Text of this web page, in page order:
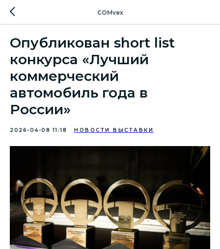
COMvex
Опубликован short list
конкурса «Лучший
коммерческий
автомобиль года в
России»
2026-04-08 11:18 НОВОСТИ ВЫСТАВКИ